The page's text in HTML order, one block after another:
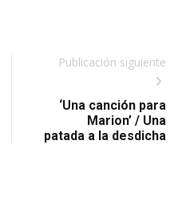
Publicación siguiente
‘Una canción para
Marion’ / Una
patada a la desdicha